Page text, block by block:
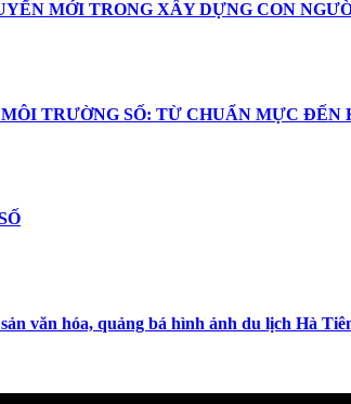
MỚI TRONG XÂY DỰNG CON
TRƯỜNG SỐ: TỪ CHUẨN MỰC ĐẾN
văn hóa, quảng bá hình ảnh du lịch Hà